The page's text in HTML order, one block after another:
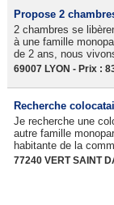
Propose 2
2 chambres se
à une famille
de 2 ans, nous
69007 LYON - Prix :
Recherche
Je recherche une
autre famille
habitante de la
77240 VERT SAINT